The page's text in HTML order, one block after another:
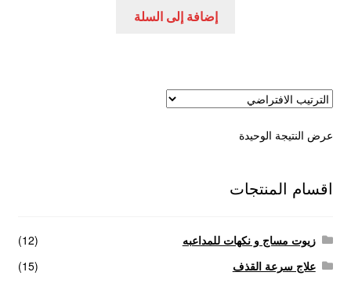
كاندم سيليكون
لانجيري مثير
منتجات الانتصاب
منتجات خاصة بالزوجة
هو:
إضافة إلى السلة
عرض النتيجة الوحيدة
اقسام المنتجات
زيوت مساج و نكهات للمداعبه
(12)
علاج سرعة القذف
(15)